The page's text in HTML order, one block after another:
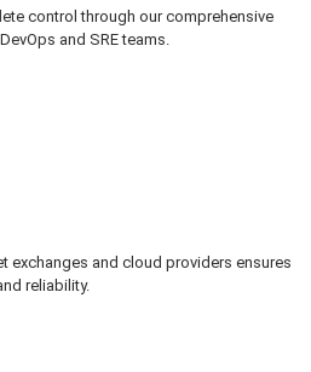
control through our comprehensive
and SRE teams.
exchanges and cloud providers ensures
reliability.